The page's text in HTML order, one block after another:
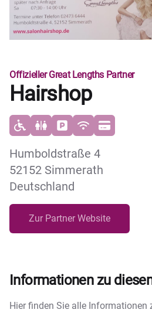
Offizieller Great Lengths Partner
Hairshop
Humboldstraße 4
52152 Simmerath
Deutschland
Zur Partner Website
Informationen zu
Hier finden Sie alle Informationen